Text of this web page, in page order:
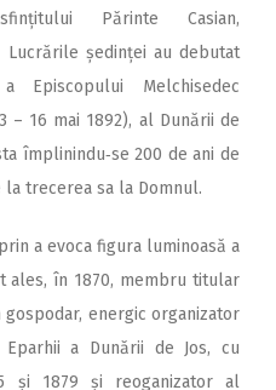
Părinte Casian,
Lucrările ședinței au debutat
Melchisedec
– 16 mai 1892), al Dunării de
împlinindu‑se 200 de ani de
la trecerea sa la Domnul.
a evoca figura luminoasă a
ales, în 1870, membru titular
gospodar, energic organizator
a Dunării de Jos, cu
și 1879 și reoganizator al